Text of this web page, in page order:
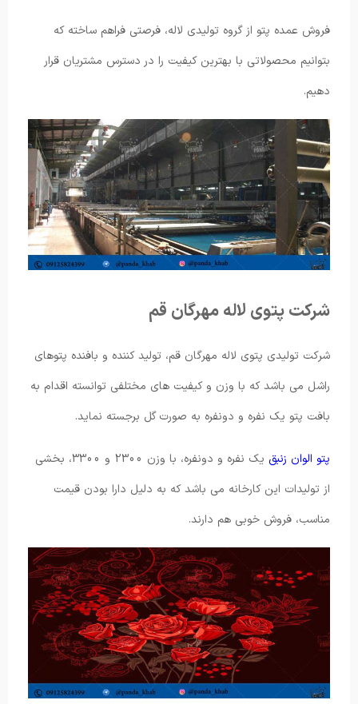
فروش عمده پتو از گروه تولیدی لاله، فرصتی فراهم ساخته که
بتوانیم محصولاتی با بهترین کیفیت را در دسترس مشتریان قرار
دهیم.
شرکت پتوی لاله مهرگان قم
شرکت تولیدی پتوی لاله مهرگان قم، تولید کننده و بافنده پتوهای
راشل می باشد که با وزن و کیفیت های مختلفی توانسته اقدام به
بافت پتو یک نفره و دونفره به صورت گل برجسته نماید.
پتو الوان زنبق
یک نفره و دونفره، با وزن 2300 و 3300، بخشی
از تولیدات این کارخانه می باشد که به دلیل دارا بودن قیمت
مناسب، فروش خوبی هم دارند.